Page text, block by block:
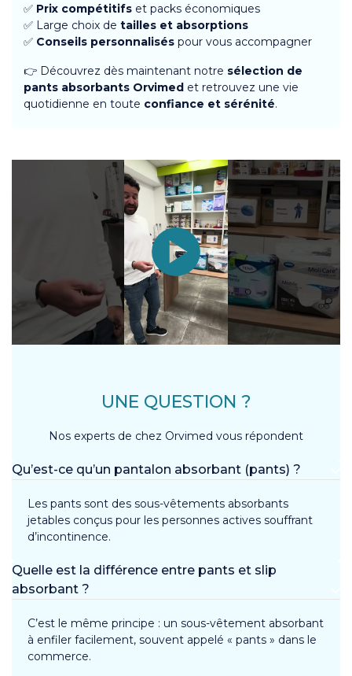
✅ Prix compétitifs et packs économiques
✅ Large choix de tailles et absorptions
✅ Conseils personnalisés pour vous accompagner
👉 Découvrez dès maintenant notre sélection de
pants absorbants Orvimed et retrouvez une vie
quotidienne en toute confiance et sérénité.
UNE QUESTION ?
Nos experts de chez Orvimed vous répondent
Qu’est-ce qu’un pantalon absorbant (pants) ?
Les pants sont des sous-vêtements absorbants
jetables conçus pour les personnes actives souffrant
d’incontinence.
Quelle est la différence entre pants et slip
absorbant ?
C’est le même principe : un sous-vêtement absorbant
à enfiler facilement, souvent appelé « pants » dans le
commerce.